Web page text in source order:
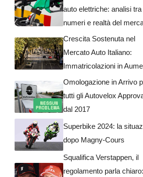
auto elettriche: analisi tra
numeri e realtà del
Crescita Sostenuta nel
Mercato Auto Italiano:
Immatricolazioni in
Omologazione in Arrivo
tutti gli Autovelox
dal 2017
Superbike 2024: la
dopo Magny-Cours
Squalifica Verstappen, il
regolamento parla chiaro: